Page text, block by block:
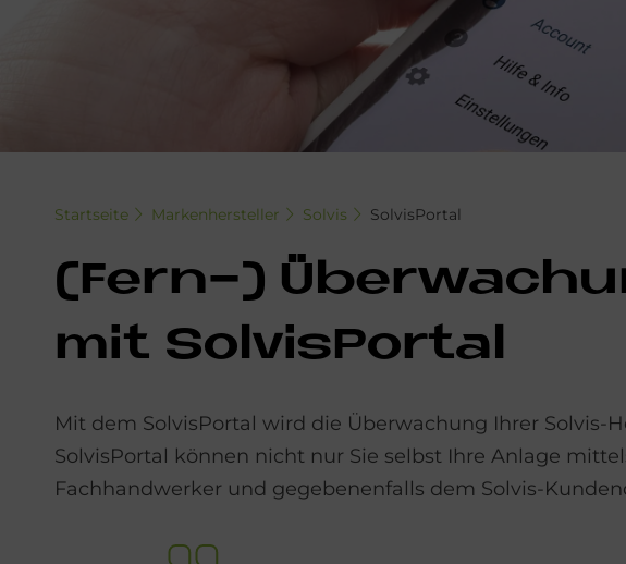
Startseite Markenhersteller Solvis SolvisPortal
(Fern-)
mit Sol­visPor­tal
Mit dem SolvisPortal wird die Überwachung Ihrer
SolvisPortal können nicht nur Sie selbst Ihre Anlage
Fachhandwerker und gegebenenfalls dem Solvis-